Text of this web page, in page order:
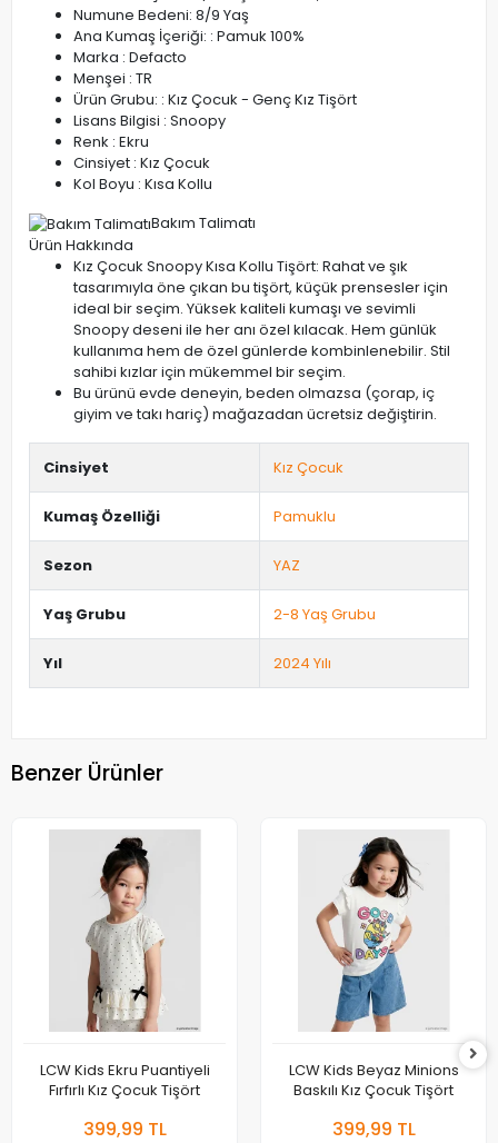
Numune Bedeni: 8/9 Yaş
Ana Kumaş İçeriği: : Pamuk 100%
Marka : Defacto
Menşei : TR
Ürün Grubu: : Kız Çocuk - Genç Kız Tişört
Lisans Bilgisi : Snoopy
Renk : Ekru
Cinsiyet : Kız Çocuk
Kol Boyu : Kısa Kollu
Bakım Talimatı
Ürün Hakkında
Kız Çocuk Snoopy Kısa Kollu Tişört: Rahat ve şık
tasarımıyla öne çıkan bu tişört, küçük prensesler için
ideal bir seçim. Yüksek kaliteli kumaşı ve sevimli
Snoopy deseni ile her anı özel kılacak. Hem günlük
kullanıma hem de özel günlerde kombinlenebilir. Stil
sahibi kızlar için mükemmel bir seçim.
Bu ürünü evde deneyin, beden olmazsa (çorap, iç
giyim ve takı hariç) mağazadan ücretsiz değiştirin.
Cinsiyet Kız Çocuk
Kumaş Özelliği Pamuklu
Sezon YAZ
Yaş Grubu 2-8 Yaş Grubu
Yıl 2024 Yılı
Benzer Ürünler
LCW Kids Ekru Puantiyeli
Fırfırlı Kız Çocuk Tişört
399,99 TL
LCW Kids Beyaz Minions
Baskılı Kız Çocuk Tişört
399,99 TL